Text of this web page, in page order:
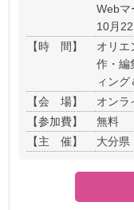
Webマ
10月
【時 間】
オリエ
作・編
ィン
【会 場】
オンラ
【参加費】
無料
【主 催】
大分県